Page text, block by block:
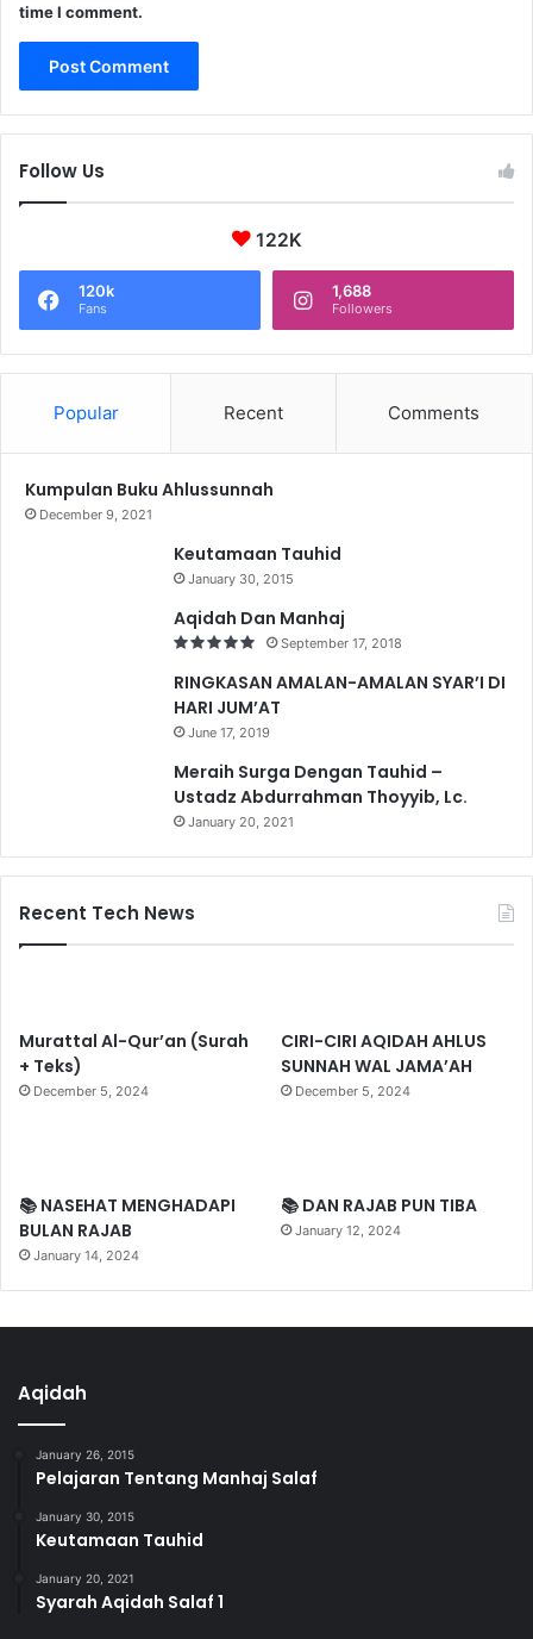
time I comment.
Follow Us
122K
120k
Fans
1,688
Followers
Popular Recent Comments
Kumpulan Buku Ahlussunnah
December 9, 2021
Keutamaan Tauhid
January 30, 2015
Aqidah Dan Manhaj
September 17, 2018
RINGKASAN AMALAN-AMALAN SYAR’I DI
HARI JUM’AT
June 17, 2019
Meraih Surga Dengan Tauhid –
Ustadz Abdurrahman Thoyyib, Lc.
January 20, 2021
Recent Tech News
Murattal Al-Qur’an (Surah
+ Teks)
December 5, 2024
CIRI-CIRI AQIDAH AHLUS
SUNNAH WAL JAMA’AH
December 5, 2024
📚 NASEHAT MENGHADAPI
BULAN RAJAB
January 14, 2024
📚 DAN RAJAB PUN TIBA
January 12, 2024
Aqidah
January 26, 2015
Pelajaran Tentang Manhaj Salaf
January 30, 2015
Keutamaan Tauhid
January 20, 2021
Syarah Aqidah Salaf 1